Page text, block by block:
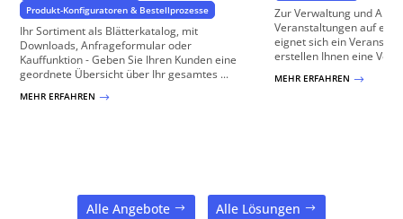
Produkt-Konfiguratoren & Bestellprozesse
Ihr Sortiment als Blätterkatalog, mit
Downloads, Anfrageformular oder
Kauffunktion - Geben Sie Ihren Kunden eine
geordnete Übersicht über Ihr gesamtes ...
MEHR ERFAHREN $
Zur Verwaltung und
Veranstaltungen auf
eignet sich ein
erstellen Ihnen eine
MEHR ERFAHREN $
Alle Angebote Alle Lösungen